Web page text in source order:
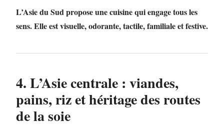
L’Asie du Sud propose une cuisine qui engage tous les
sens. Elle est visuelle, odorante, tactile, familiale et festive.
4. L’Asie centrale : viandes,
pains, riz et héritage des routes
de la soie